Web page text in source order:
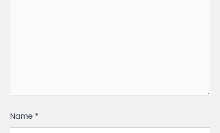
Name *